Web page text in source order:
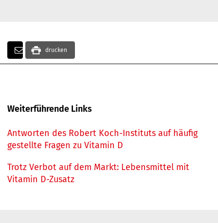
drucken
Weiterführende Links
Antworten des Robert Koch-Instituts auf häufig
gestellte Fragen zu Vitamin D
Trotz Verbot auf dem Markt: Lebensmittel mit
Vitamin D-Zusatz